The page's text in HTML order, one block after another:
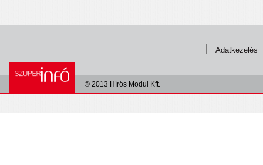
Adatkezelés
© 2013 Hírös Modul Kft.